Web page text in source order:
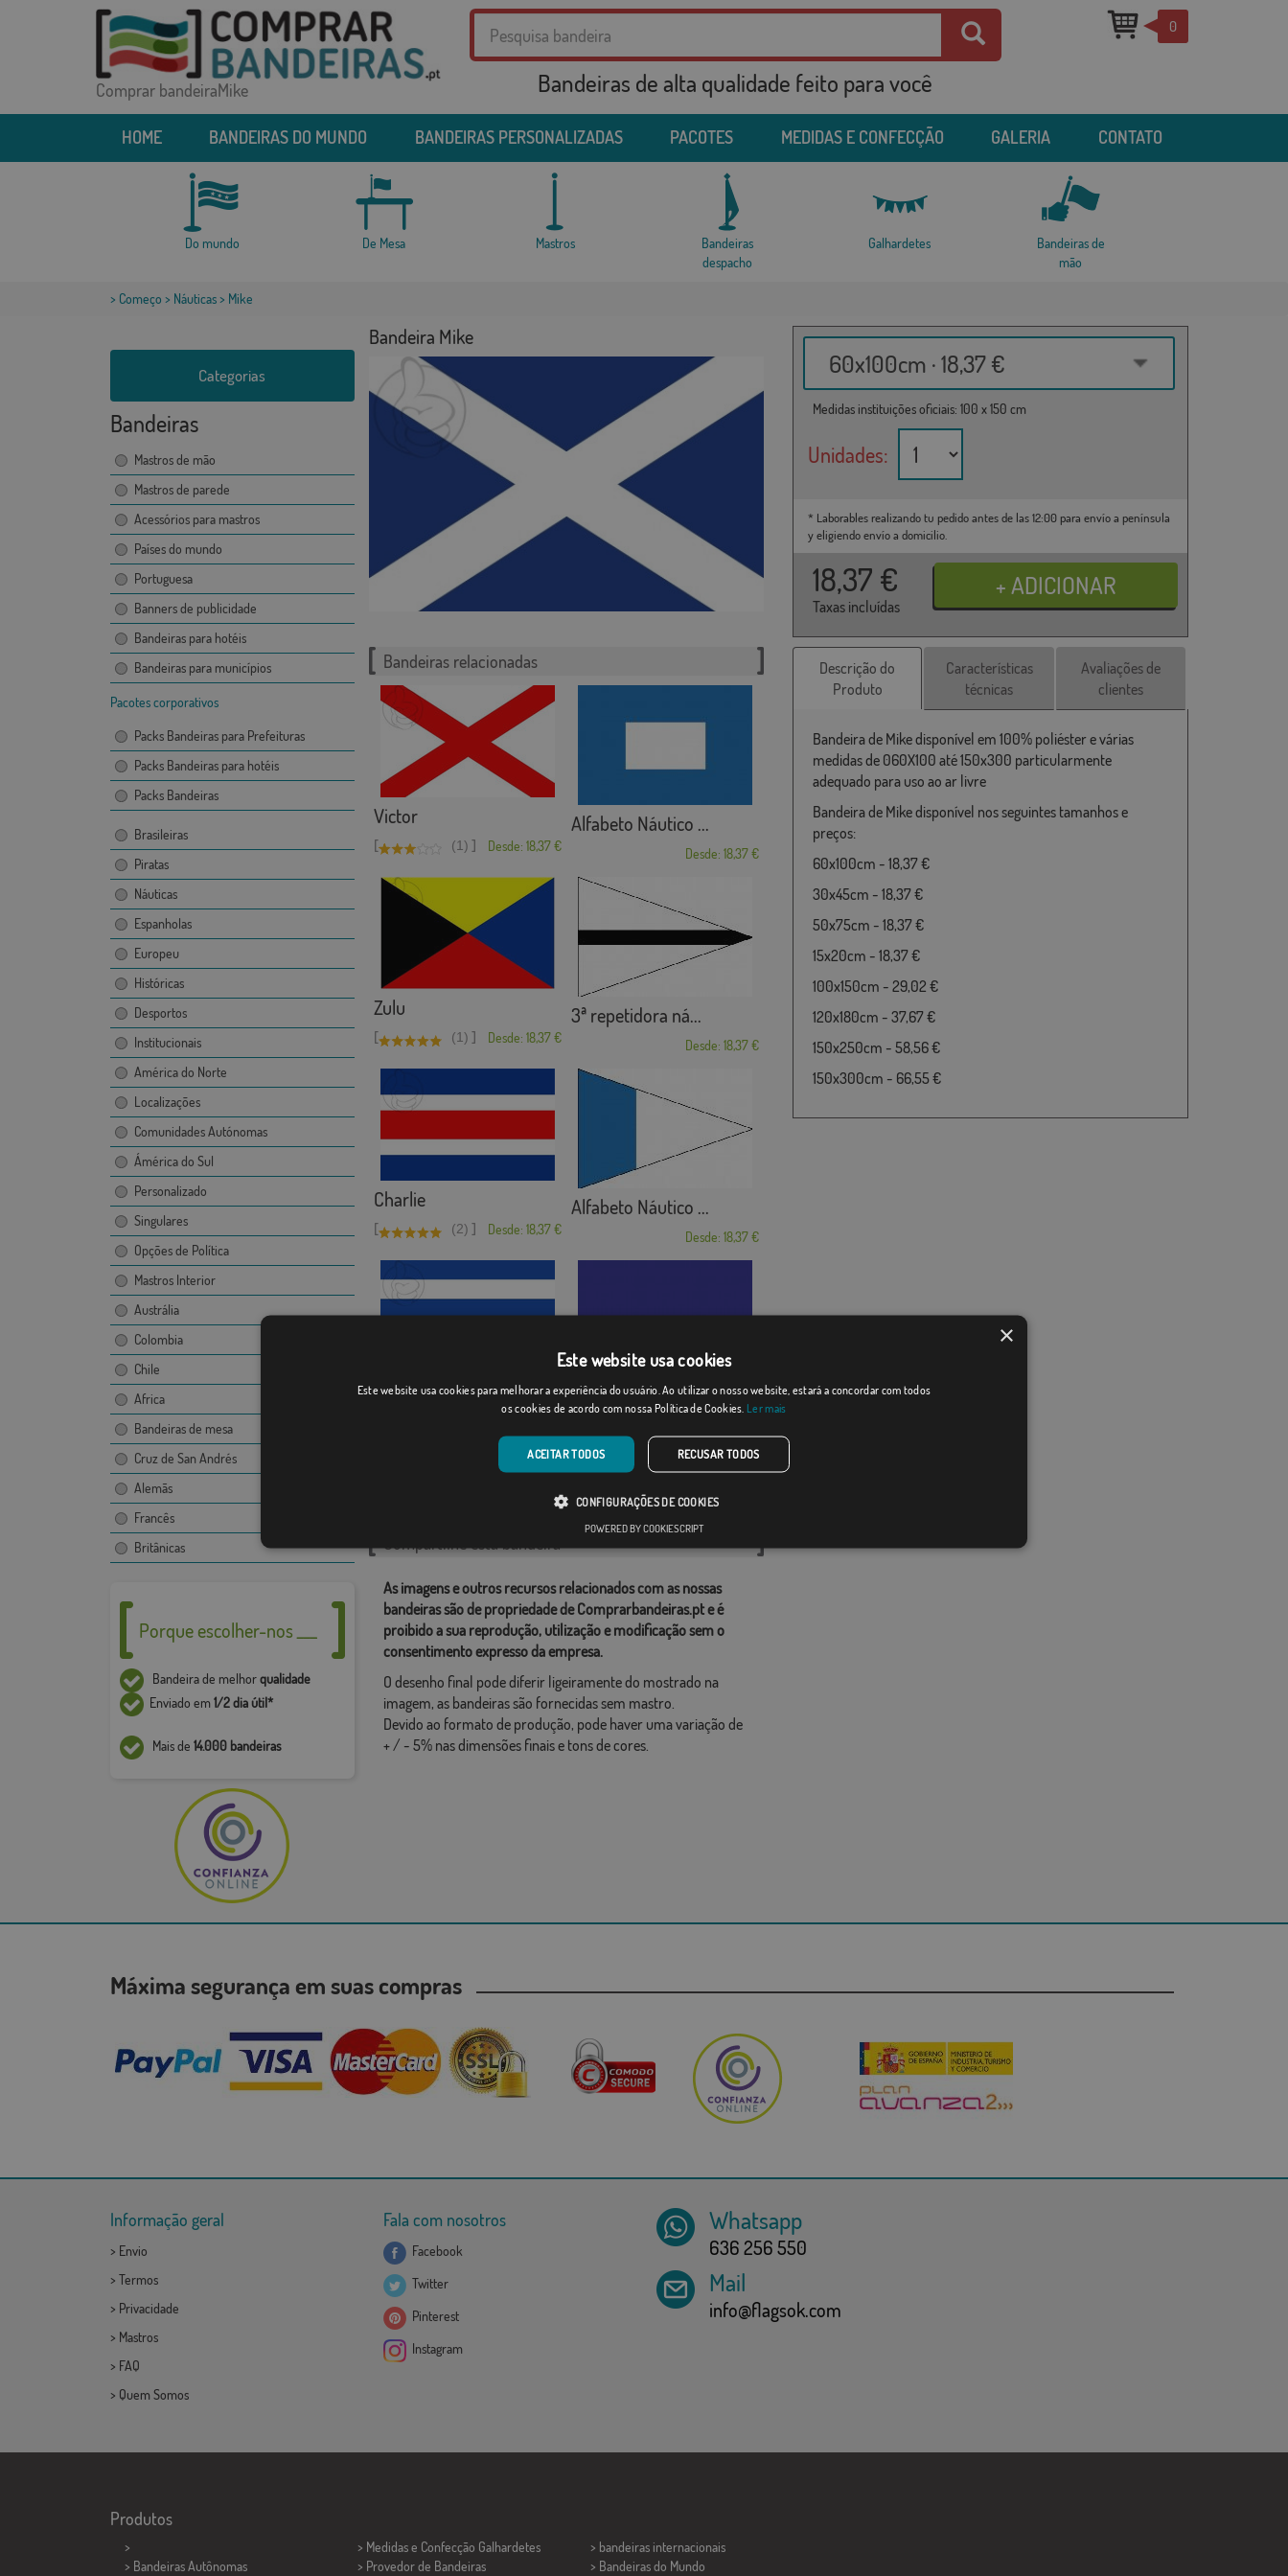
Comprar bandeiraMike Bandeiras de alta qualidade feito para você
0
HOME BANDEIRAS DO MUNDO BANDEIRAS PERSONALIZADAS PACOTES MEDIDAS E CONFECÇÃO GALERIA CONTATO
Do mundo De Mesa Mastros
Bandeiras
despacho
Galhardetes
Bandeiras de
mão
> Começo > Náuticas> Mike
Categorias
Bandeiras
Mastros de mão
Mastros de parede
Acessórios para mastros
Países do mundo
Portuguesa
Banners de publicidade
Bandeiras para hotéis
Bandeiras para municípios
Pacotes corporativos
Packs Bandeiras para Prefeituras
Packs Bandeiras para hotéis
Packs Bandeiras
Brasileiras
Piratas
Náuticas
Espanholas
Europeu
Históricas
Desportos
Institucionais
América do Norte
Localizações
Comunidades Autónomas
Ámérica do Sul
Personalizado
Singulares
Opções de Política
Mastros Interior
Austrália
Colombia
Chile
Africa
Bandeiras de mesa
Cruz de San Andrés
Alemãs
Francês
Britânicas
Porque escolher-nos ___
Bandeira de melhorqualidade
Enviado em1/2 dia útil*
Mais de 14.000 bandeiras
Bandeira Mike
60x100cm · 18,37 €
Medidas instituições oficiais: 100 x 150 cm
Unidades:
* Laborables realizando tu pedido antes de las 12:00 para envío a península
y eligiendo envío a domicilio.
18,37 €
Taxas incluídas
Bandeiras relacionadas
Victor
[ (1) ] Desde: 18,37 €
Alfabeto Náutico ...
Desde: 18,37 €
Zulu
[ (1) ] Desde: 18,37 €
3ª repetidora ná...
Desde: 18,37 €
Charlie
[ (2) ] Desde: 18,37 €
Alfabeto Náutico ...
Desde: 18,37 €
Lugo marítima Roxo
Categorias relacionadas:
Compartilhe esta bandeira
As imagens e outros recursos relacionados com as nossas
bandeiras são de propriedade de Comprarbandeiras.pt e é
proibido a sua reprodução, utilização e modificação sem o
consentimento expresso da empresa.
O desenho final pode diferir ligeiramente do mostrado na
imagem, as bandeiras são fornecidas sem mastro.
Devido ao formato de produção, pode haver uma variação de
+ / - 5% nas dimensões finais e tons de cores.
Descrição do
Produto
Características
técnicas
Avaliações de
clientes
Bandeira de Mike disponível em 100% poliéster e várias
medidas de 060X100 até 150x300 particularmente
adequado para uso ao ar livre
Bandeira de Mike disponível nos seguintes tamanhos e
preços:
60x100cm - 18,37 €
30x45cm - 18,37 €
50x75cm - 18,37 €
15x20cm - 18,37 €
100x150cm - 29,02 €
120x180cm - 37,67 €
150x250cm - 58,56 €
150x300cm - 66,55 €
Máxima segurança em suas compras
Informação geral
> Envio
> Termos
> Privacidade
> Mastros
> FAQ
> Quem Somos
Fala com nosotros
Facebook
Twitter
Pinterest
Instagram
Whatsapp
636 256 550
Mail
info@flagsok.com
Produtos
>
> Bandeiras Autônomas
> Medidas e Confecção Galhardetes
> Provedor de Bandeiras
> bandeiras internacionais
> Bandeiras do Mundo
×
Este website usa cookies
Este website usa cookies para melhorar a experiência do usuário. Ao utilizar o nosso website, estará a concordar com todos
os cookies de acordo com nossa Política de Cookies. Ler mais
ACEITAR TODOS RECUSAR TODOS
CONFIGURAÇÕES DE COOKIES
POWERED BY COOKIESCRIPT